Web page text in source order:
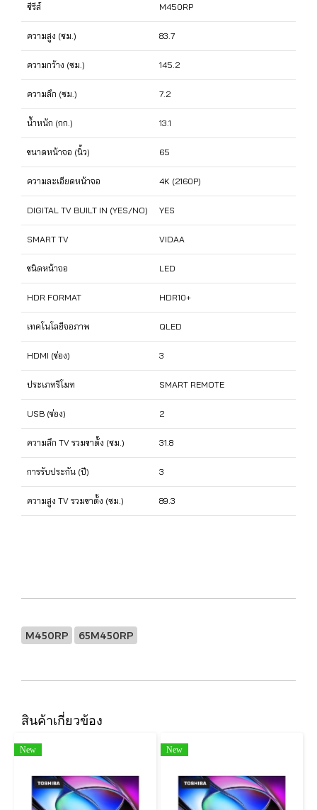
ซีรีส์ M450RP
ความสูง (ซม.) 83.7
ความกว้าง (ซม.) 145.2
ความลึก (ซม.) 7.2
น้ำหนัก (กก.) 13.1
ขนาดหน้าจอ (นิ้ว) 65
ความละเอียดหน้าจอ 4K (2160P)
DIGITAL TV BUILT IN (YES/NO) YES
SMART TV VIDAA
ชนิดหน้าจอ LED
HDR FORMAT HDR10+
เทคโนโลยีจอภาพ QLED
HDMI (ช่อง) 3
ประเภทรีโมท SMART REMOTE
USB (ช่อง) 2
ความลึก TV รวมขาตั้ง (ซม.) 31.8
การรับประกัน (ปี) 3
ความสูง TV รวมขาตั้ง (ซม.) 89.3
M450RP 65M450RP
สินค้าเกี่ยวข้อง
New New